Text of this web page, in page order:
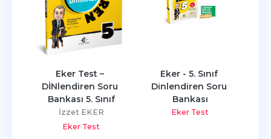
Eker Test –
DİNlendiren Soru
Bankası 5. Sınıf
İzzet EKER
Eker Test
Eker - 5. Sınıf
Dinlendiren Soru
Bankası
Eker Test